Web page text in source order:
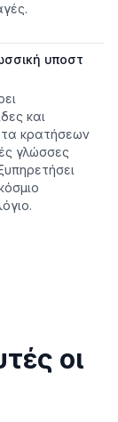
υποστ
και
κρατήσεων
γλώσσες
οι